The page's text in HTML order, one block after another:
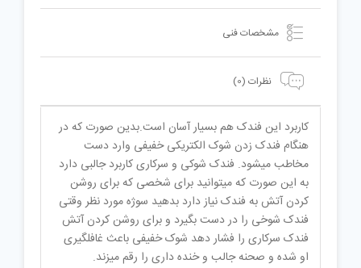
مشخصات فنی
نظرات (0)
کاربرد این فندک هم بسیار آسان است.بدین صورت که در
هنگام فندک زدن شوک الکتریکی خفیفی وارد دست
مخاطب میشود. فندک شوکی و سرکاری کاربرد جالبی دارد
به این صورت که میتوانید برای شخصی که برای روشن
کردن آتش به فندک نیاز دارد بدهید سوژه مورد نظر وقتی
فندک شوخی را در دست بگیرد و برای روشن کردن آتش
فندک سرکاری را فشار دهد شوک خفیفی باعث غافلگیری
او شده و صحنه جالب و خنده داری را رقم میزند.